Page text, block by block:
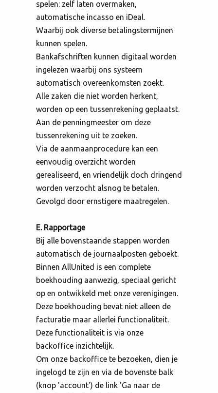
spelen: zelf laten overmaken,
automatische incasso en iDeal.
Waarbij ook diverse betalingstermijnen
kunnen spelen.
Bankafschriften kunnen digitaal worden
ingelezen waarbij ons systeem
automatisch overeenkomsten zoekt.
Alle zaken die niet worden herkent,
worden op een tussenrekening geplaatst.
Aan de penningmeester om deze
tussenrekening uit te zoeken.
Via de aanmaanprocedure kan een
eenvoudig overzicht worden
gerealiseerd, en vriendelijk doch dringend
worden verzocht alsnog te betalen.
Gevolgd door ernstigere maatregelen.
E. Rapportage
Bij alle bovenstaande stappen worden
automatisch de journaalposten geboekt.
Binnen AllUnited is een complete
boekhouding aanwezig, speciaal gericht
op en ontwikkeld met onze verenigingen.
Deze boekhouding bevat niet alleen de
facturatie maar allerlei functionaliteit.
Deze functionaliteit is via onze
backoffice inzichtelijk.
Om onze backoffice te bezoeken, dien je
ingelogd te zijn en via de bovenste balk
(knop 'account') de link 'Ga naar de